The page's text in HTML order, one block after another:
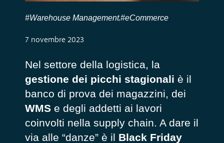
#Warehouse Management,#eCommerce
7 novembre 2023
Nel settore della logistica, la
gestione dei picchi stagionali è il
banco di prova dei magazzini, dei
WMSe degli addetti ai lavori
coinvolti nella supply chain. A dare il
via alle “danze” è il Black Friday